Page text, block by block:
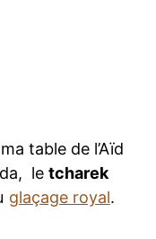
table de l’Aïd
le tcharek
glaçage royal.